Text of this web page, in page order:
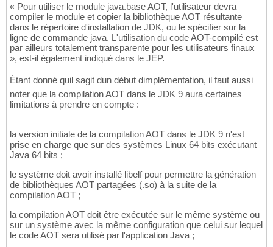
« Pour utiliser le module java.base AOT, l'utilisateur devra
compiler le module et copier la bibliothèque AOT résultante
dans le répertoire d'installation de JDK, ou le spécifier sur la
ligne de commande java. L'utilisation du code AOT-compilé est
par ailleurs totalement transparente pour les utilisateurs finaux
», est-il également indiqué dans le JEP.
Étant donné quil sagit dun début dimplémentation, il faut aussi
noter que la compilation AOT dans le JDK 9 aura certaines
limitations à prendre en compte :
la version initiale de la compilation AOT dans le JDK 9 n'est
prise en charge que sur des systèmes Linux 64 bits exécutant
Java 64 bits ;
le système doit avoir installé libelf pour permettre la génération
de bibliothèques AOT partagées (.so) à la suite de la
compilation AOT ;
la compilation AOT doit être exécutée sur le même système ou
sur un système avec la même configuration que celui sur lequel
le code AOT sera utilisé par l'application Java ;